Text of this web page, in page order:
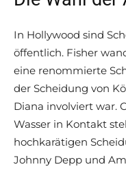
In Hollywood sind
öffentlich. Fisher
eine renommierte
der Scheidung von
Diana involviert war.
Wasser in Kontakt
hochkarätigen
Johnny Depp und